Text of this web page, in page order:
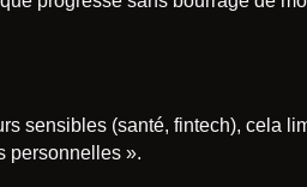
sensibles (santé, fintech), cela
personnelles ».